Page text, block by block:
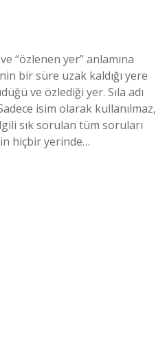
“özlenen yer” anlamına
bir süre uzak kaldığı yere
ve özlediği yer. Sıla adı
isim olarak kullanılmaz,
sık sorulan tüm soruları
hiçbir yerinde…